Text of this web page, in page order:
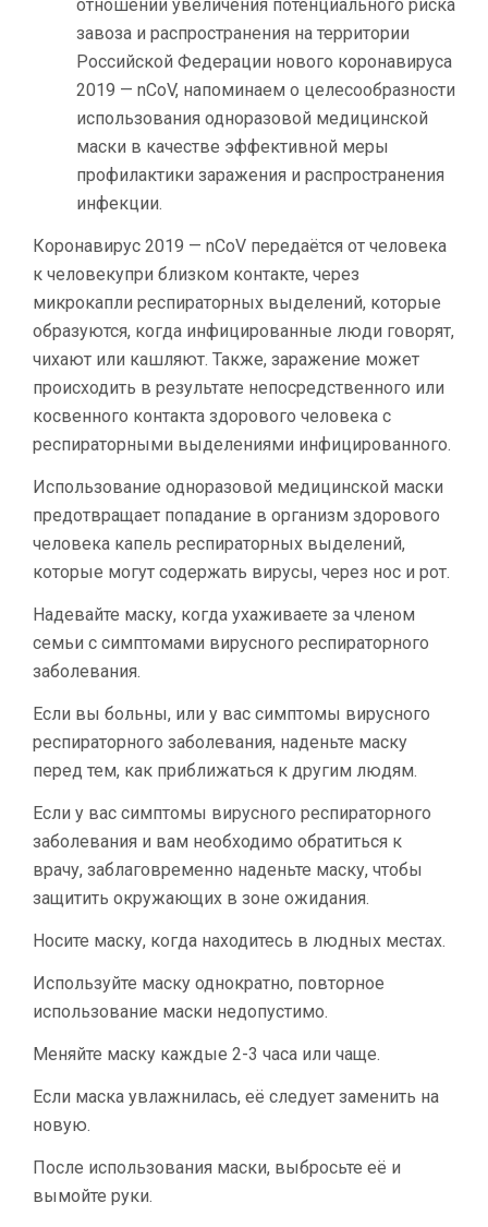
отношении увеличения потенциального риска
завоза и распространения на территории
Российской Федерации нового коронавируса
2019 — nCoV, напоминаем о целесообразности
использования одноразовой медицинской
маски в качестве эффективной меры
профилактики заражения и распространения
инфекции.
Коронавирус 2019 — nCoV передаётся от человека
к человекупри близком контакте, через
микрокапли респираторных выделений, которые
образуются, когда инфицированные люди говорят,
чихают или кашляют. Также, заражение может
происходить в результате непосредственного или
косвенного контакта здорового человека с
респираторными выделениями инфицированного.
Использование одноразовой медицинской маски
предотвращает попадание в организм здорового
человека капель респираторных выделений,
которые могут содержать вирусы, через нос и рот.
Надевайте маску, когда ухаживаете за членом
семьи с симптомами вирусного респираторного
заболевания.
Если вы больны, или у вас симптомы вирусного
респираторного заболевания, наденьте маску
перед тем, как приближаться к другим людям.
Если у вас симптомы вирусного респираторного
заболевания и вам необходимо обратиться к
врачу, заблаговременно наденьте маску, чтобы
защитить окружающих в зоне ожидания.
Носите маску, когда находитесь в людных местах.
Используйте маску однократно, повторное
использование маски недопустимо.
Меняйте маску каждые 2-3 часа или чаще.
Если маска увлажнилась, её следует заменить на
новую.
После использования маски, выбросьте её и
вымойте руки.